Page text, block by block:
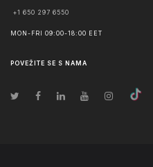
+1 650 297 6550
MON-FRI 09:00-18:00 EET
POVEŽITE SE S NAMA